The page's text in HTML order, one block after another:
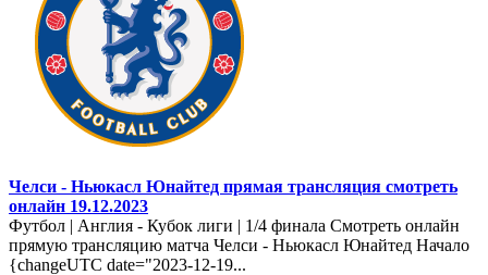
Челси - Ньюкасл Юнайтед прямая трансляция смотреть
онлайн 19.12.2023
Футбол | Англия - Кубок лиги | 1/4 финала Смотреть онлайн
прямую трансляцию матча Челси - Ньюкасл Юнайтед Начало
{changeUTC date="2023-12-19...